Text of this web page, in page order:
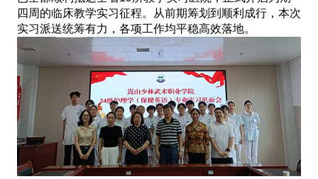
四周的临床教学实习征程。从前期筹划到顺利成行，本次
实习派送统筹有力，各项工作均平稳高效落地。